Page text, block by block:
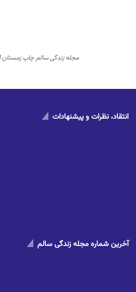
مجله زندگی سالم چاپ زمستان 1404
انتقاد، نظرات و پیشنهادات
آخرین شماره مجله زندگی سالم